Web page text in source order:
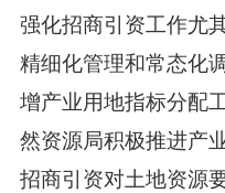
强化招商引资工作尤
精细化管理和常态化
增产业用地指标分配
然资源局积极推进产
招商引资对土地资源